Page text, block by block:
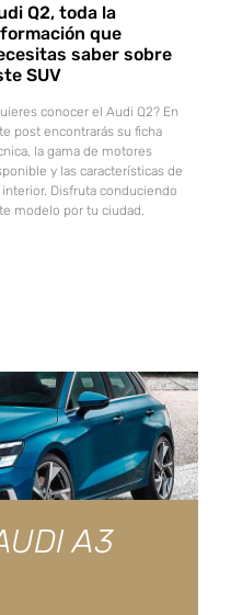
Q2, toda la
que
saber sobre
SUV
conocer el Audi Q2? En
post encontrarás su ficha
la gama de motores
y las características de
interior. Disfruta conduciendo
modelo por tu ciudad.
A3